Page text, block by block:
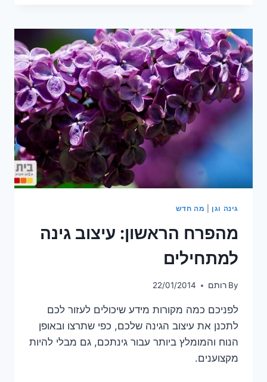
חלומות
שניתן
להגשים
גינה וגן מה חדש
מהפרח הראשון: עיצוב גינה
למתחילים
By רותם 22/01/2014
לפניכם כמה מקורות מידע שיכולים לעזור לכם
לתכנן את עיצוב הגינה שלכם, כפי שתרצו ובאופן
הנוח והמומלץ ביותר עבור גינתכם, גם מבלי להיות
מקצוענים.